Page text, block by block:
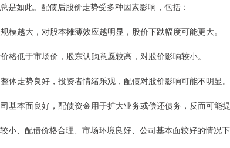
是如此。配债后股价走势受多种因素影响，包括：
模越大，对股本摊薄效应越明显，股价下跌幅度可能更大。
格低于市场价，股东认购意愿较高，对股价影响较小。
体走势良好，投资者情绪乐观，配债对股价影响可能不明显。
基本面良好，配债资金用于扩大业务或偿还债务，反而可能提
小、配债价格合理、市场环境良好、公司基本面较好的情况